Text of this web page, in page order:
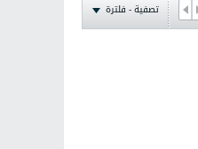
تصفية - فلترة